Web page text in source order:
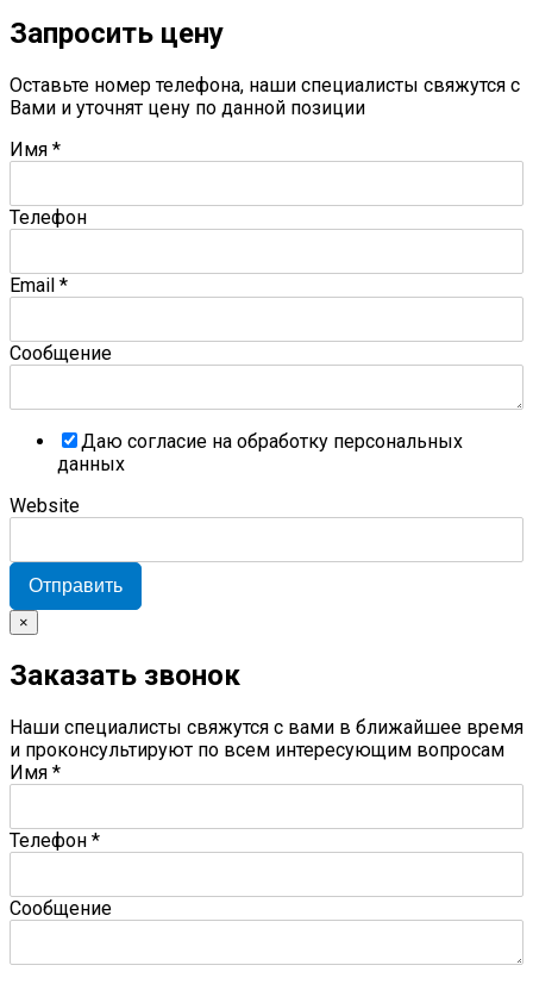
Запросить цену
Оставьте номер телефона, наши специалисты свяжутся с
Вами и уточнят цену по данной позиции
Имя *
Телефон
Email *
Сообщение
Даю согласие на обработку персональных
данных
Website
Отправить
×
Заказать звонок
Наши специалисты свяжутся с вами в ближайшее время
и проконсультируют по всем интересующим вопросам
Имя *
Телефон *
Сообщение